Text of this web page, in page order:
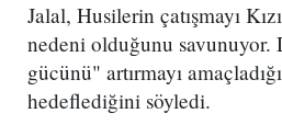
Jalal, Husilerin çatışmayı
nedeni olduğunu savunuyor.
gücünü" artırmayı
hedeflediğini söyledi.